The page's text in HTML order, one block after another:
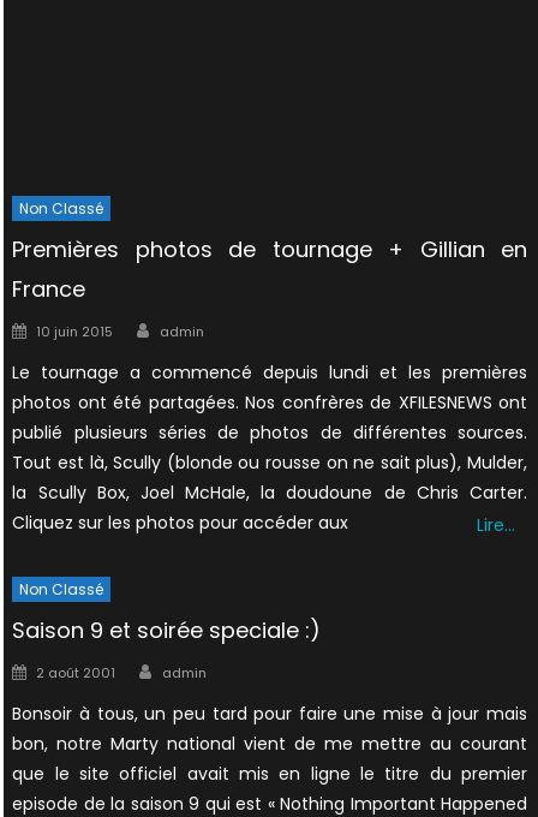
Non Classé
Premières photos de tournage + Gillian en
France
Posted
10 juin 2015 Author
admin
Le tournage a commencé depuis lundi et les premières
photos ont été partagées. Nos confrères de XFILESNEWS ont
publié plusieurs séries de photos de différentes sources.
Tout est là, Scully (blonde ou rousse on ne sait plus), Mulder,
la Scully Box, Joel McHale, la doudoune de Chris Carter.
Cliquez sur les photos pour accéder aux
Lire…
Non Classé
Saison 9 et soirée speciale :)
Posted
2 août 2001 Author
admin
Bonsoir à tous, un peu tard pour faire une mise à jour mais
bon, notre Marty national vient de me mettre au courant
que le site officiel avait mis en ligne le titre du premier
episode de la saison 9 qui est « Nothing Important Happened